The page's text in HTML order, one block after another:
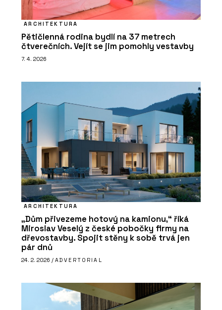
ARCHITEKTURA
Pětičlenná rodina bydlí na 37 metrech
čtverečních. Vejít se jim pomohly vestavby
7. 4. 2026
ARCHITEKTURA
„Dům přivezeme hotový na kamionu,“ říká
Miroslav Veselý z české pobočky firmy na
dřevostavby. Spojit stěny k sobě trvá jen
pár dnů
24. 2. 2026 / ADVERTORIAL